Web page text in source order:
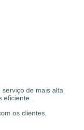
de mais alta
eficiente.
os clientes.